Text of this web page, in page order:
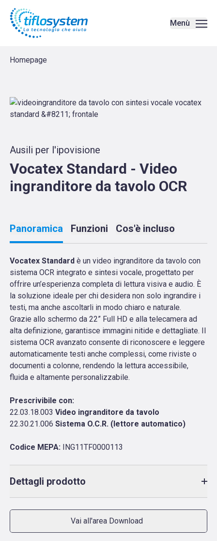
Menù
Homepage
Ausili per l'ipovisione
Vocatex Standard - Video
ingranditore da tavolo OCR
Panoramica Funzioni Cos'è incluso
Vocatex Standard è un video ingranditore da tavolo con
sistema OCR integrato e sintesi vocale, progettato per
offrire un’esperienza completa di lettura visiva e audio. È
la soluzione ideale per chi desidera non solo ingrandire i
testi, ma anche ascoltarli in modo chiaro e naturale.
Grazie allo schermo da 22” Full HD e alla telecamera ad
alta definizione, garantisce immagini nitide e dettagliate. Il
sistema OCR avanzato consente di riconoscere e leggere
automaticamente testi anche complessi, come riviste o
documenti a colonne, rendendo la lettura accessibile,
fluida e altamente personalizzabile.
Prescrivibile con:
22.03.18.003 Video ingranditore da tavolo
22.30.21.006 Sistema O.C.R. (lettore automatico)
Codice MEPA: ING11TF0000113
Dettagli prodotto
Vai all'area Download